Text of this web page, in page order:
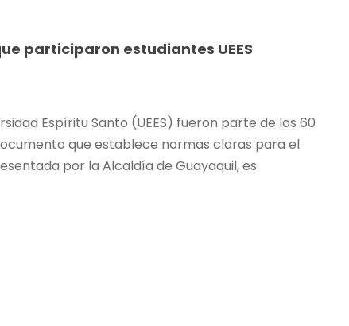
participaron estudiantes UEES
Espíritu Santo (UEES) fueron parte de los 60
que establece normas claras para el
por la Alcaldía de Guayaquil, es